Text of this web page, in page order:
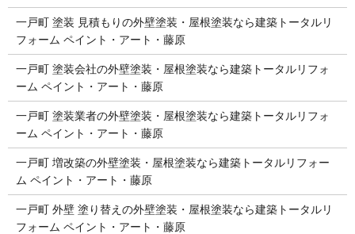
一戸町 塗装 見積もりの外壁塗装・屋根塗装なら建築トータルリ
フォーム ペイント・アート・藤原
一戸町 塗装会社の外壁塗装・屋根塗装なら建築トータルリフォ
ーム ペイント・アート・藤原
一戸町 塗装業者の外壁塗装・屋根塗装なら建築トータルリフォ
ーム ペイント・アート・藤原
一戸町 増改築の外壁塗装・屋根塗装なら建築トータルリフォー
ム ペイント・アート・藤原
一戸町 外壁 塗り替えの外壁塗装・屋根塗装なら建築トータルリ
フォーム ペイント・アート・藤原